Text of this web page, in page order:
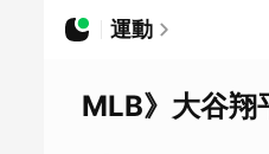
運動
MLB》大谷